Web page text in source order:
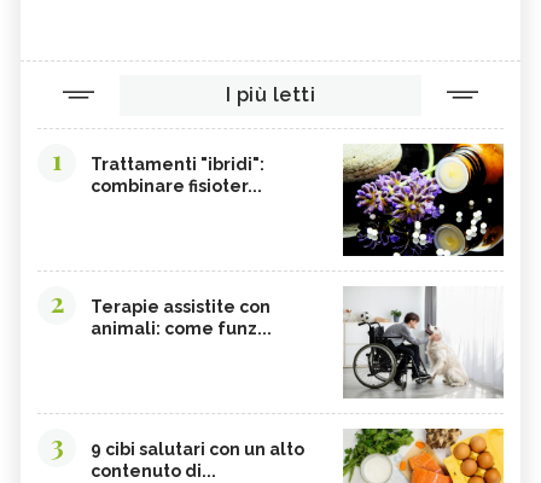
I più letti
1
Trattamenti "ibridi":
combinare fisioter...
2
Terapie assistite con
animali: come funz...
3
9 cibi salutari con un alto
contenuto di...